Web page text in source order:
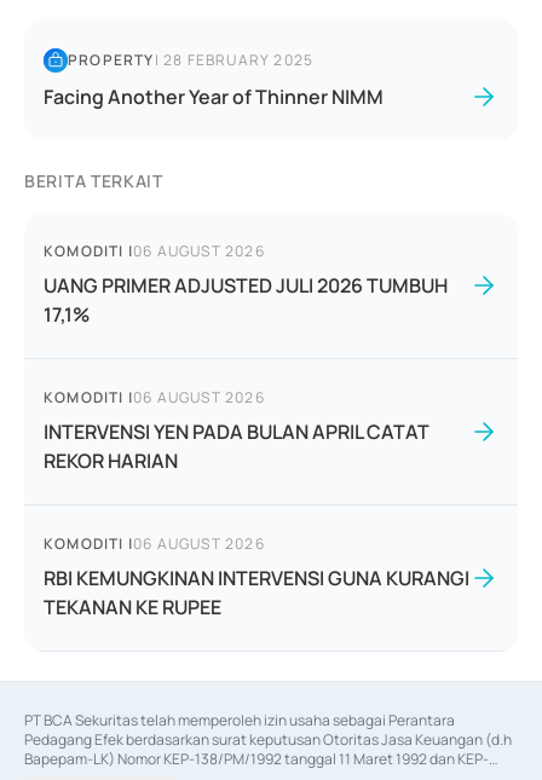
PROPERTY|28 FEBRUARY 2025
Facing Another Year of Thinner NIMM
BERITA TERKAIT
KOMODITI |06 AUGUST 2026
UANG PRIMER ADJUSTED JULI 2026 TUMBUH
17,1%
KOMODITI |06 AUGUST 2026
INTERVENSI YEN PADA BULAN APRIL CATAT
REKOR HARIAN
KOMODITI |06 AUGUST 2026
RBI KEMUNGKINAN INTERVENSI GUNA KURANGI
TEKANAN KE RUPEE
PT BCA Sekuritas telah memperoleh izin usaha sebagai Perantara
Pedagang Efek berdasarkan surat keputusan Otoritas Jasa Keuangan (d.h
Bapepam-LK) Nomor KEP-138/PM/1992 tanggal 11 Maret 1992 dan KEP-